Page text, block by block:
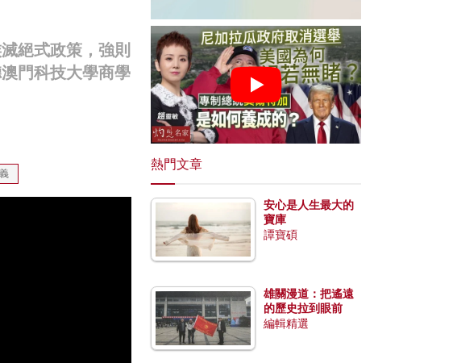
絕式政策，強則
門科技大學商學
熱門文章
安心是人生最大的
寶庫
譚寶碩
雄關漫道：把遙遠
的歷史拉到眼前
編輯精選